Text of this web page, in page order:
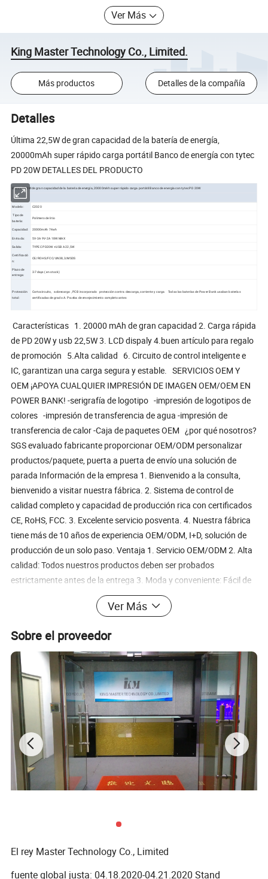
Ver Más
King Master Technology Co., Limited.
Más productos Detalles de la compañía
Detalles
Última 22,5W de gran capacidad de la batería de energía,
20000mAh super rápido carga portátil Banco de energía con tytec
PD 20W DETALLES DEL PRODUCTO
Última 22,5W de gran capacidad de la batería de energía, 20000mAh super rápido carga portátil Banco de energía con tytec PD 20W
Modelo :
C2020
Tipo de
batería:
Polímero de litio
Capacidad: 20000mAh 74wh
Entrada:
5V-3A 9V-2A 18W MAX
Salida:
TYPEC PD20W +USB A 22,5W
Certificació
n:
CE/ROHS/FCC/UN38,3/MSDS
Plazo de
entrega:
3-7days ( en stock)
Protección
total:
Cortocircuito, sobrecargo , PCB incorporado protección contra descarga, corriente y carga Todas las baterías de Power Bank usaban baterías
certificadas de grado A. Prueba de envejecimiento completo antes
Características 1. 20000 mAh de gran capacidad 2. Carga rápida
de PD 20W y usb 22,5W 3. LCD dispaly 4.buen artículo para regalo
de promoción 5.Alta calidad 6. Circuito de control inteligente e
IC, garantizan una carga segura y estable. SERVICIOS OEM Y
OEM ¡APOYA CUALQUIER IMPRESIÓN DE IMAGEN OEM/OEM EN
POWER BANK! -serigrafía de logotipo -impresión de logotipos de
colores -impresión de transferencia de agua -impresión de
transferencia de calor -Caja de paquetes OEM ¿por qué nosotros?
SGS evaluado fabricante proporcionar OEM/ODM personalizar
productos/paquete, puerta a puerta de envío una solución de
parada Información de la empresa 1. Bienvenido a la consulta,
bienvenido a visitar nuestra fábrica. 2. Sistema de control de
calidad completo y capacidad de producción rica con certificados
CE, RoHS, FCC. 3. Excelente servicio posventa. 4. Nuestra fábrica
tiene más de 10 años de experiencia OEM/ODM, I+D, solución de
producción de un solo paso. Ventaja 1. Servicio OEM/ODM 2. Alta
calidad: Todos nuestros productos deben ser probados
estrictamente antes de la entrega 3. Moda y conveniente: Fácil de
llevar, puede utilizar en cualquier momento y en cualquier lugar 4.
Precio bajo: Somos fabricante profesional, le ofrecemos un precio
Cómo ponerse en contacto con nosotros
Ver Más
Sobre el proveedor
El rey Master Technology Co., Limited
fuente global justa: 04.18.2020-04.21.2020 Stand